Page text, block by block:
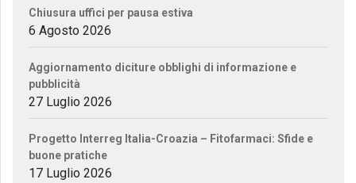
Chiusura uffici per pausa estiva
6 Agosto 2026
Aggiornamento diciture obblighi di informazione e
pubblicità
27 Luglio 2026
Progetto Interreg Italia-Croazia – Fitofarmaci: Sfide e
buone pratiche
17 Luglio 2026